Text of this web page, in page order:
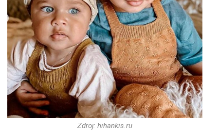
Zdroj: hihankis.ru